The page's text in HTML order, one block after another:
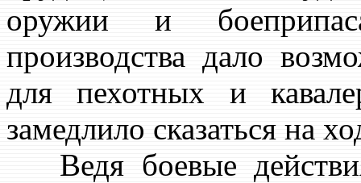
оружии и
производства дало
для пехотных и
замедлило сказаться на
Ведя боевые